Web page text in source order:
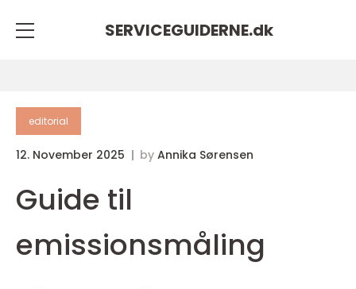
SERVICEGUIDERNE.dk
editorial
12. November 2025 by Annika Sørensen
Guide til
emissionsmåling